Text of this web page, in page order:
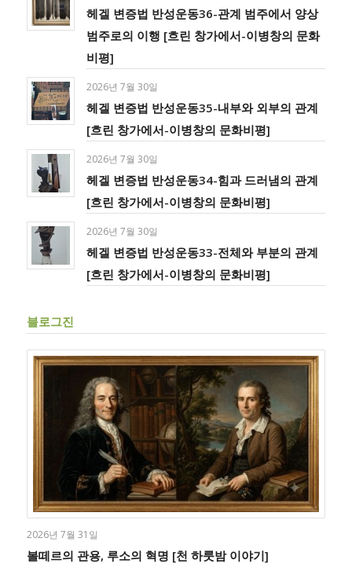
헤겔 변증법 반성운동36-관계 범주에서 양상
범주로의 이행 [흐린 창가에서-이병창의 문화
비평]
2026년 7월 30일
헤겔 변증법 반성운동35-내부와 외부의 관계
[흐린 창가에서-이병창의 문화비평]
2026년 7월 30일
헤겔 변증법 반성운동34-힘과 드러냄의 관계
[흐린 창가에서-이병창의 문화비평]
2026년 7월 30일
헤겔 변증법 반성운동33-전체와 부분의 관계
[흐린 창가에서-이병창의 문화비평]
블로그진
2026년 7월 31일
볼떼르의 관용, 루소의 혁명 [천 하룻밤 이야기]